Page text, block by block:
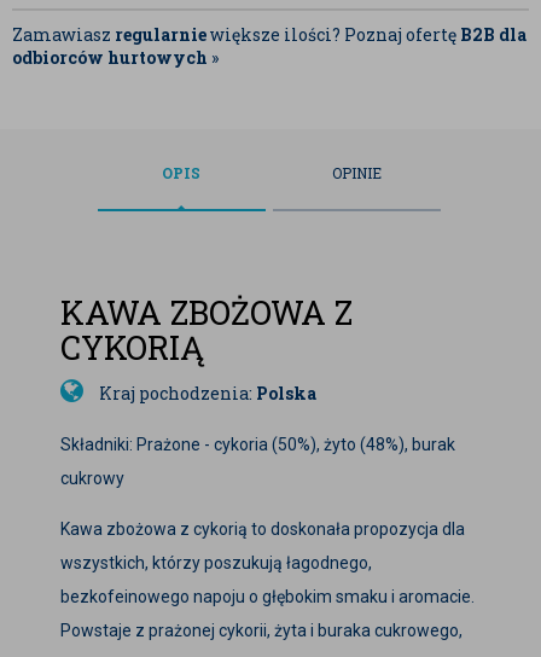
Zamawiasz regularniewiększe ilości? Poznaj ofertę B2B dla
odbiorców hurtowych »
OPIS OPINIE
KAWA ZBOŻOWA Z
CYKORIĄ
Kraj pochodzenia: Polska
Składniki: Prażone - cykoria (50%), żyto (48%), burak
cukrowy
Kawa zbożowa z cykorią to doskonała propozycja dla
wszystkich, którzy poszukują łagodnego,
bezkofeinowego napoju o głębokim smaku i aromacie.
Powstaje z prażonej cykorii, żyta i buraka cukrowego,